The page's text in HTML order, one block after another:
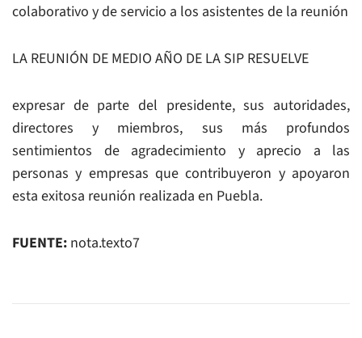
colaborativo y de servicio a los asistentes de la reunión
LA REUNIÓN DE MEDIO AÑO DE LA SIP RESUELVE
expresar de parte del presidente, sus autoridades,
directores y miembros, sus más profundos
sentimientos de agradecimiento y aprecio a las
personas y empresas que contribuyeron y apoyaron
esta exitosa reunión realizada en Puebla.
FUENTE: nota.texto7